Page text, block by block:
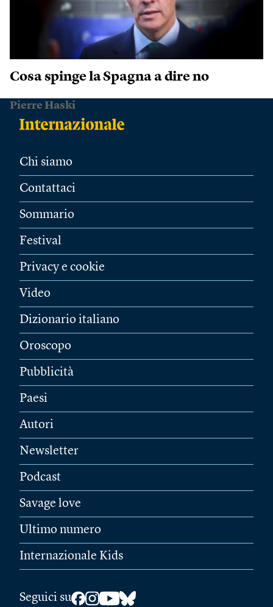
Cosa spinge la Spagna a dire no
Pierre Haski
Chi siamo
Contattaci
Sommario
Festival
Privacy e cookie
Video
Dizionario italiano
Oroscopo
Pubblicità
Paesi
Autori
Newsletter
Podcast
Savage love
Ultimo numero
Internazionale Kids
Seguici su